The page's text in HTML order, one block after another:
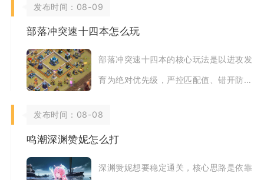
攻击属性，资
发布时间：08-09
部落冲突速十四本怎么玩
部落冲突速十四本的核心玩法是以进攻发
育为绝对优先级，严控匹配值、错开防御
短板，避免盲
发布时间：08-08
鸣潮深渊赞妮怎么打
深渊赞妮想要稳定通关，核心思路是依靠